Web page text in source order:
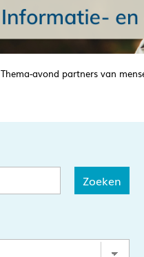
Thema-avond partners van